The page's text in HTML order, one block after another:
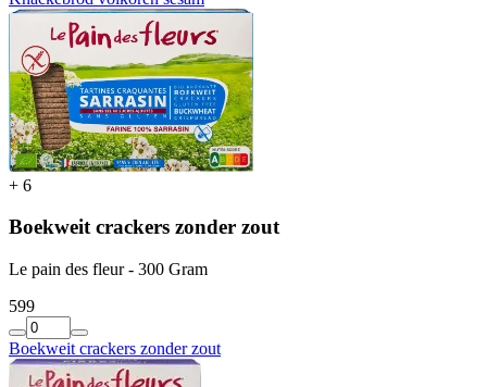
+ 6
Boekweit crackers zonder zout
Le pain des fleur - 300 Gram
599
Boekweit crackers zonder zout